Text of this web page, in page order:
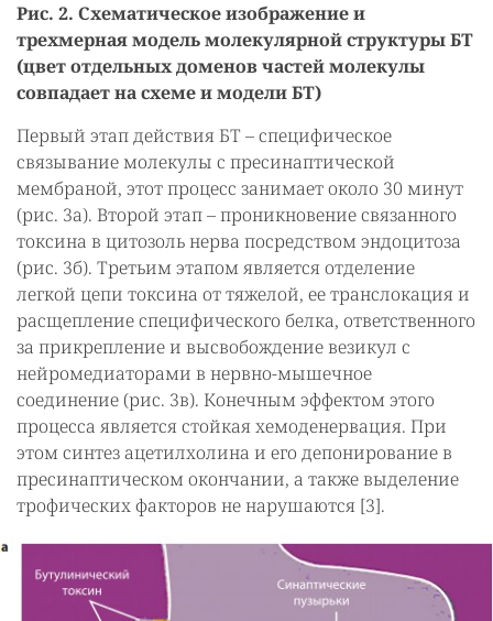
Рис. 2. Схематическое изображение и
трехмерная модель молекулярной структуры БТ
(цвет отдельных доменов частей молекулы
совпадает на схеме и модели БТ)
Первый этап действия БТ – специфическое
связывание молекулы с пресинаптической
мембраной, этот процесс занимает около 30 минут
(рис. 3а). Второй этап – проникновение связанного
токсина в цитозоль нерва посредством эндоцитоза
(рис. 3б). Третьим этапом является отделение
легкой цепи токсина от тяжелой, ее транслокация и
расщепление специфического белка, ответственного
за прикрепление и высвобождение везикул с
нейромедиаторами в нервно-мышечное
соединение (рис. 3в). Конечным эффектом этого
процесса является стойкая хемоденервация. При
этом синтез ацетилхолина и его депонирование в
пресинаптическом окончании, а также выделение
трофических факторов не нарушаются [3].